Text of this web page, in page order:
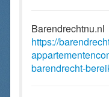
Barendrechtnu.nl
https://
barendrecht-